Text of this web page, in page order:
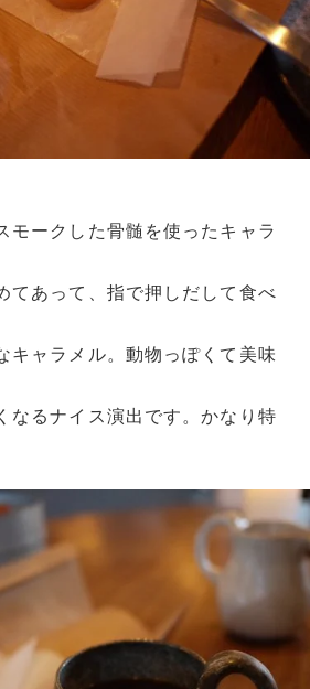
モークした骨髄を使ったキャラ
てあって、指で押しだして食べ
キャラメル。動物っぽくて美味
なるナイス演出です。かなり特